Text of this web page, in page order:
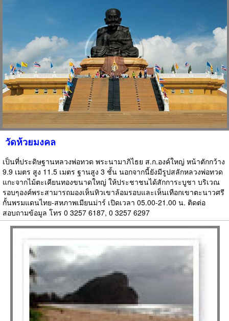
วัดห้วยมงคล
เป็นที่ประดิษฐานหลวงพ่อทวด พระนามาภิไธย ส.ก.องค์ใหญ่ หน้าตักกว้าง
9.9 เมตร สูง 11.5 เมตร ฐานสูง 3 ชั้น นอกจากนี้ยังมีรูปสลักหลวงพ่อทวด
แกะจากไม้ตะเคียนทองขนาดใหญ่ ให้ประชาชนได้สักการะบูชา บริเวณ
รอบๆองค์พระสามารถมองเห็นทิวเขาล้อมรอบและเห็นเทือกเขาตะนาวศรี
กั้นพรมแดนไทย-สหภาพเมียนม่าร์ เปิดเวลา 05.00-21.00 น. ติดต่อ
สอบถามข้อมูล โทร 0 3257 6187, 0 3257 6297